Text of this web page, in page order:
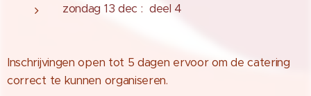
zondag 13 dec : deel 4
Inschrijvingen open tot 5 dagen ervoor om de catering
correct te kunnen organiseren.